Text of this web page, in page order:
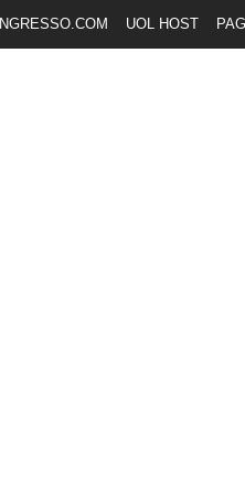
INGRESSO.COM UOL HOST